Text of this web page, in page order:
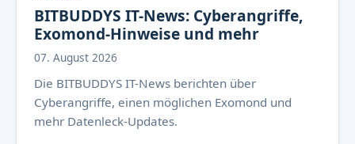
BITBUDDYS IT-News: Cyberangriffe,
Exomond-Hinweise und mehr
07. August 2026
Die BITBUDDYS IT-News berichten über
Cyberangriffe, einen möglichen Exomond und
mehr Datenleck-Updates.